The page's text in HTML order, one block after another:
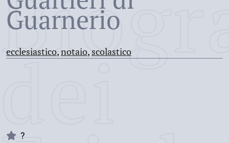
Guarnerio
ecclesiastico,notaio, scolastico
dei
?